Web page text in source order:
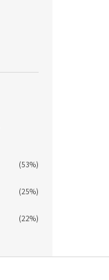
(53%)
(25%)
(22%)